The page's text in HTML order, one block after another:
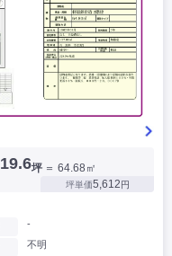
19.6坪 ＝ 64.68㎡
坪単価5,612円
-
不明